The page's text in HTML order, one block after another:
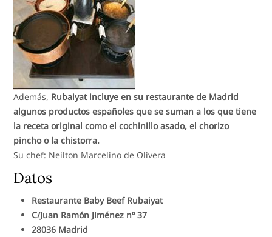
Además, Rubaiyat incluye en su restaurante de Madrid
algunos productos españoles que se suman a los que tiene
la receta original como el cochinillo asado, el chorizo
pincho o la chistorra.
Su chef: Neilton Marcelino de Olivera
Datos
Restaurante Baby Beef Rubaiyat
C/Juan Ramón Jiménez nº 37
28036 Madrid